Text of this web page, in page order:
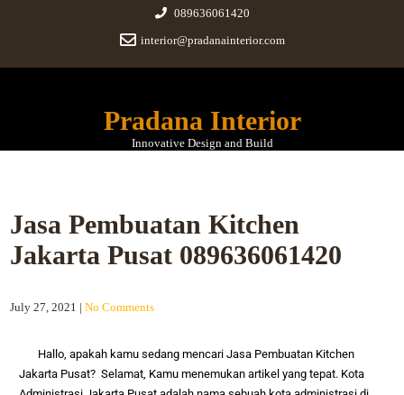
089636061420
interior@pradanainterior.com
Pradana Interior
Innovative Design and Build
Jasa Pembuatan Kitchen
Jakarta Pusat 089636061420
July 27, 2021 |No Comments
Hallo, apakah kamu sedang mencariJasa Pembuatan Kitchen
Jakarta Pusat? Selamat, Kamu menemukan artikel yang tepat. Kota